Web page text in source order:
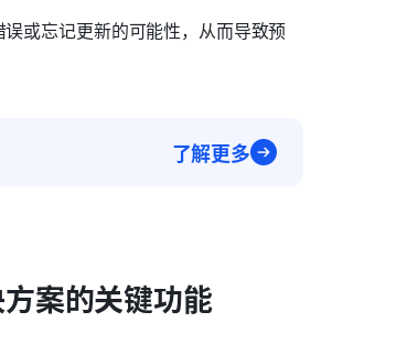
或忘记更新的可能性，从而导致预
了解更多
案的关键功能